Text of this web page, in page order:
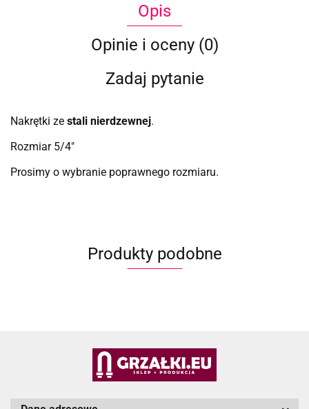
Opis
Opinie i oceny (0)
Zadaj pytanie
Nakrętki ze stali nierdzewnej.
Rozmiar 5/4"
Prosimy o wybranie poprawnego rozmiaru.
Produkty podobne